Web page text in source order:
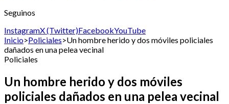
Seguinos
InstagramX (Twitter)FacebookYouTube
Inicio>Policiales>Un hombre herido y dos móviles policiales
dañados en una pelea vecinal
Policiales
Un hombre herido y dos móviles
policiales dañados en una pelea vecinal